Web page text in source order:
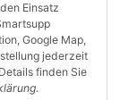
Einsatz
Google Map,
jederzeit
finden Sie
.